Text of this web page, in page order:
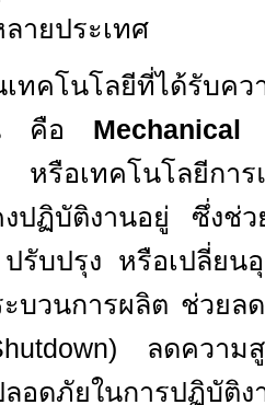
ายประเทศ
เทคโนโลยีที่ได้รับคว
คือ
หรือเทคโนโลยีกา
ปฏิบัติงานอยู่ ซึ่งช่ว
รับปรุง หรือเปลี่ยน
บวนการผลิต ช่วยล
ลดความ
ลอดภัยในการปฏิบั